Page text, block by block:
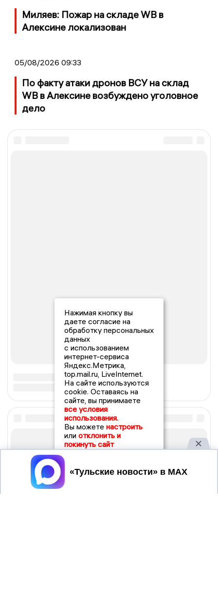
Миляев: Пожар на складе WB в
Алексине локализован
05/08/2026 09:33
По факту атаки дронов ВСУ на склад
WB в Алексине возбуждено уголовное
дело
Нажимая кнопку вы
даете согласие на
обработку персональных
данных
с использованием
интернет-сервиса
Яндекс.Метрика,
top.mail.ru, LiveInternet.
На сайте используются
cookie. Оставаясь на
сайте, вы принимаете
все условия
использования.
Вы можете настроить
или отклонить и
покинуть сайт
Принять